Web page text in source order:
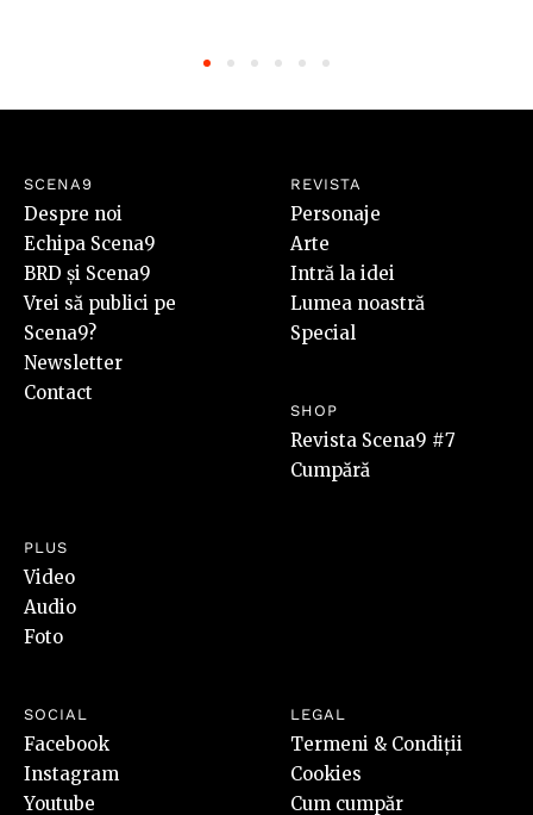
SCENA9
Despre noi
Echipa Scena9
BRD și Scena9
Vrei să publici pe
Scena9?
Newsletter
Contact
REVISTA
Personaje
Arte
Intră la idei
Lumea noastră
Special
SHOP
Revista Scena9 #7
Cumpără
PLUS
Video
Audio
Foto
SOCIAL
Facebook
Instagram
Youtube
LEGAL
Termeni & Condiții
Cookies
Cum cumpăr